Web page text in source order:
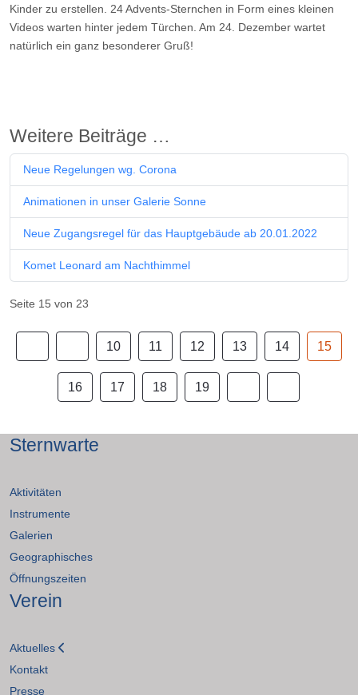
Kinder zu erstellen. 24 Advents-Sternchen in Form eines kleinen
Videos warten hinter jedem Türchen. Am 24. Dezember wartet
natürlich ein ganz besonderer Gruß!
Weitere Beiträge …
Neue Regelungen wg. Corona
Animationen in unser Galerie Sonne
Neue Zugangsregel für das Hauptgebäude ab 20.01.2022
Komet Leonard am Nachthimmel
Seite 15 von 23
10 11 12 13 14 15
16 17 18 19
Sternwarte
Aktivitäten
Instrumente
Galerien
Geographisches
Öffnungszeiten
Verein
Aktuelles
Kontakt
Presse